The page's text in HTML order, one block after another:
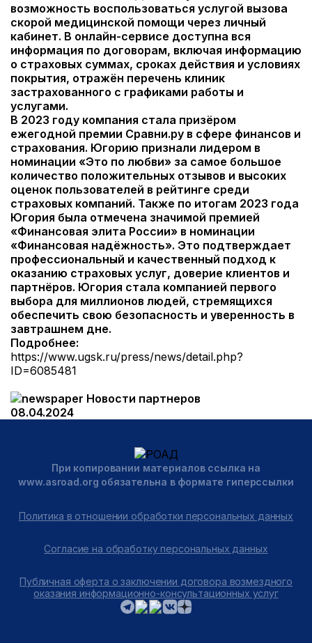
возможность воспользоваться услугой вызова
скорой медицинской помощи через личный
кабинет. В онлайн-сервисе доступна вся
информация по договорам, включая информацию
о страховых суммах, сроках действия и условиях
покрытия, отражён перечень клиник
застрахованного с графиками работы и
услугами.
В 2023 году компания стала призёром
ежегодной премии Сравни.ру в сфере финансов и
страхования. Югорию признали лидером в
номинации «Это по любви» за самое большое
количество положительных отзывов и высоких
оценок пользователей в рейтинге среди
страховых компаний. Также по итогам 2023 года
Югория была отмечена значимой премией
«Финансовая элита России» в номинации
«Финансовая надёжность». Это подтверждает
профессиональный и качественный подход к
оказанию страховых услуг, доверие клиентов и
партнёров. Югория стала компанией первого
выбора для миллионов людей, стремящихся
обеспечить свою безопасность и уверенность в
завтрашнем дне.
Подробнее:
https://www.ugsk.ru/press/news/detail.php?
ID=6085481
Новости партнеров
08.04.2024
При копировании материалов ссылка на
www.asroad.org обязательна в формате гиперссылки
Политика в отношении обработки персональных данных
Согласие на обработку персональных данных
Публичная оферта о заключении договора возмездного
оказания информационно-консультационных услуг